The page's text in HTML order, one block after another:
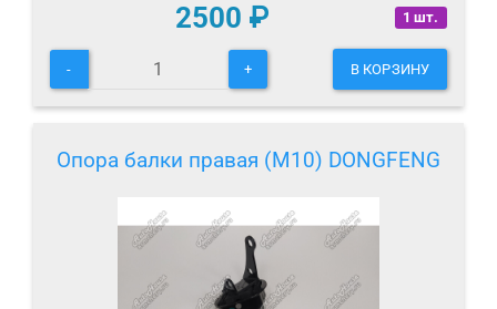
1 шт.
2500 ₽
- + В КОРЗИНУ
Опора балки правая (M10) DONGFENG